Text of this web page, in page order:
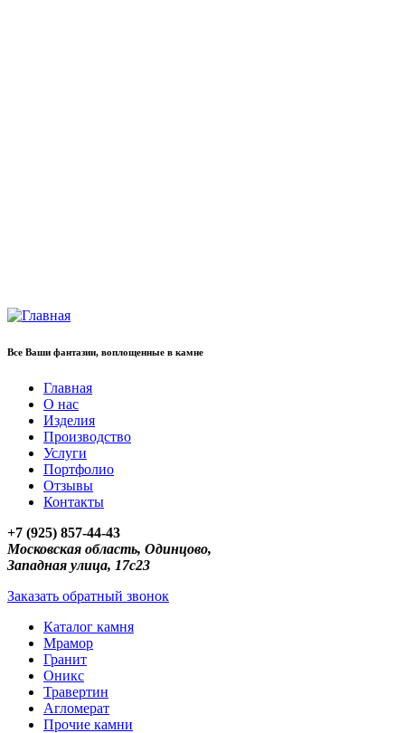
Все Ваши фантазии, воплощенные в камне
Главная
О нас
Изделия
Производство
Услуги
Портфолио
Отзывы
Контакты
+7 (925) 857-44-43
Московская область, Одинцово,
Западная улица, 17с23
Заказать обратный звонок
Каталог камня
Мрамор
Гранит
Оникс
Травертин
Агломерат
Прочие камни